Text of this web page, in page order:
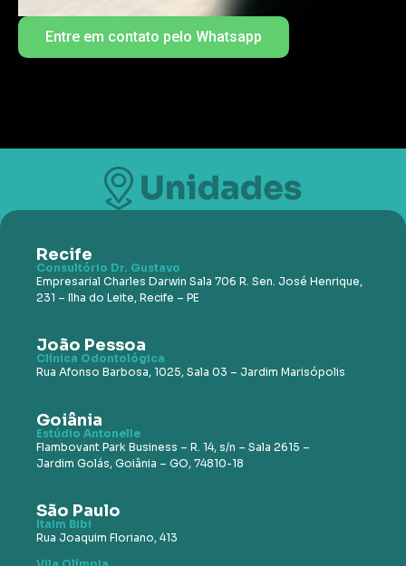
Entre em contato pelo Whatsapp
Recife
Consultório Dr. Gustavo
Empresarial Charles Darwin Sala 706 R. Sen. José Henrique,
231 – Ilha do Leite, Recife – PE
João Pessoa
Clínica Odontológica
Rua Afonso Barbosa, 1025, Sala 03 – Jardim Marisópolis
Goiânia
Estúdio Antonelle
Flambovant Park Business – R. 14, s/n – Sala 2615 –
Jardim Golás, Goiânia – GO, 74810-18
São Paulo
Itaim Bibi
Rua Joaquim Floriano, 413